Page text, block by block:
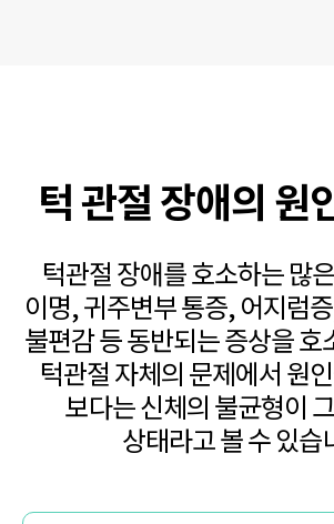
턱 관절 장애의 원
턱관절 장애를 호소하는 많
이명, 귀주변부 통증, 어지럼
불편감 등 동반되는증상을 호
턱관절 자체의 문제에서 원
보다는 신체의 불균형이
상태라고 볼 수 있습